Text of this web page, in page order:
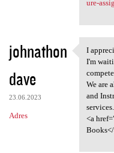
ure-
johnathon
dave
23.06.2023
Adres
I
I
I'm
We are
and
services.
<a